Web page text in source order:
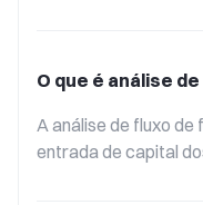
O que é análise
A análise de fluxo de
entrada de capital